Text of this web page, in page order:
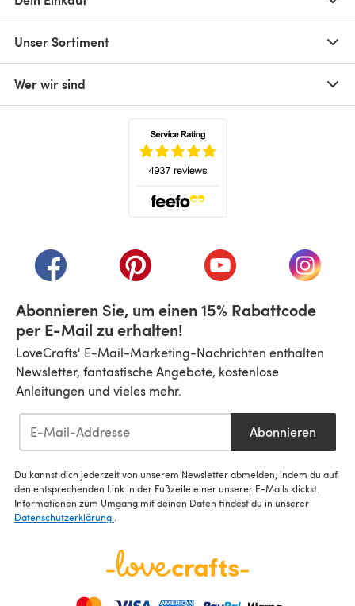
Unser Sortiment
Wer wir sind
(öffnet sich in einem neuen Tab)
(öffnet sich in einem neuen Tab)
(öffnet sich in einem
(öffnet
Abonnieren Sie, um einen 15% Rabattcode
per E-Mail zu erhalten!
LoveCrafts' E-Mail-Marketing-Nachrichten enthalten
Newsletter, fantastische Angebote, kostenlose
Anleitungen und vieles mehr.
Abonnieren
Du kannst dich jederzeit von unserem Newsletter abmelden, indem du auf
den entsprechenden Link in der Fußzeile einer unserer E-Mails klickst.
Informationen zum Umgang mit deinen Daten findest du in unserer
Datenschutzerklärung .